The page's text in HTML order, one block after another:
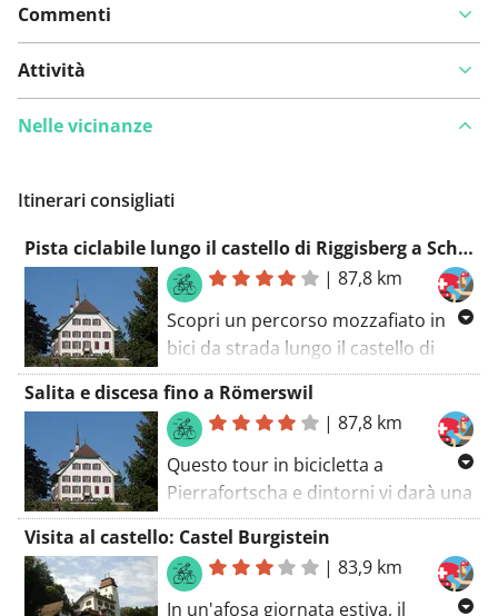
Commenti
Attività
Nelle vicinanze
Itinerari consigliati
Pista ciclabile lungo il castello di Riggisberg a Schmitten FR.
|87,8 km
Scopri un percorso mozzafiato in
bici da strada lungo il castello di
Riggisberg. Goditi il pittoresco
scenario tra Pierrafortscha e Tafers
lungo la strada. Scopri la bellezza
dei dintorni e vivi un viaggio
indimenticabile. Lungo la strada,
visita lo storico castello di
Riggisberg e scopri la sua
affascinante storia.
Salita e discesa fino a Römerswil
|87,8 km
Questo tour in bicicletta a
Pierrafortscha e dintorni vi darà una
bella immagine del luogo e della
zona circostante. Quasi tutto il
percorso è ondulato e leggermente
collinare con alcuni pendii ripidi.
Visita al castello: Castel Burgistein
|83,9 km
In un'afosa giornata estiva, il